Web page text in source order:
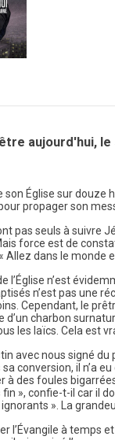
aujourd'hui,
son Église sur
propager son
pas seuls à suivre
force est de
Allez dans le monde
l’Église n’est
n’est pas une
Cependant, le
d’un charbon
les laïcs. Cela est
avec nous signé
sa conversion, il n’a
des foules
», confie-t-il car il
». La
l’Évangile à